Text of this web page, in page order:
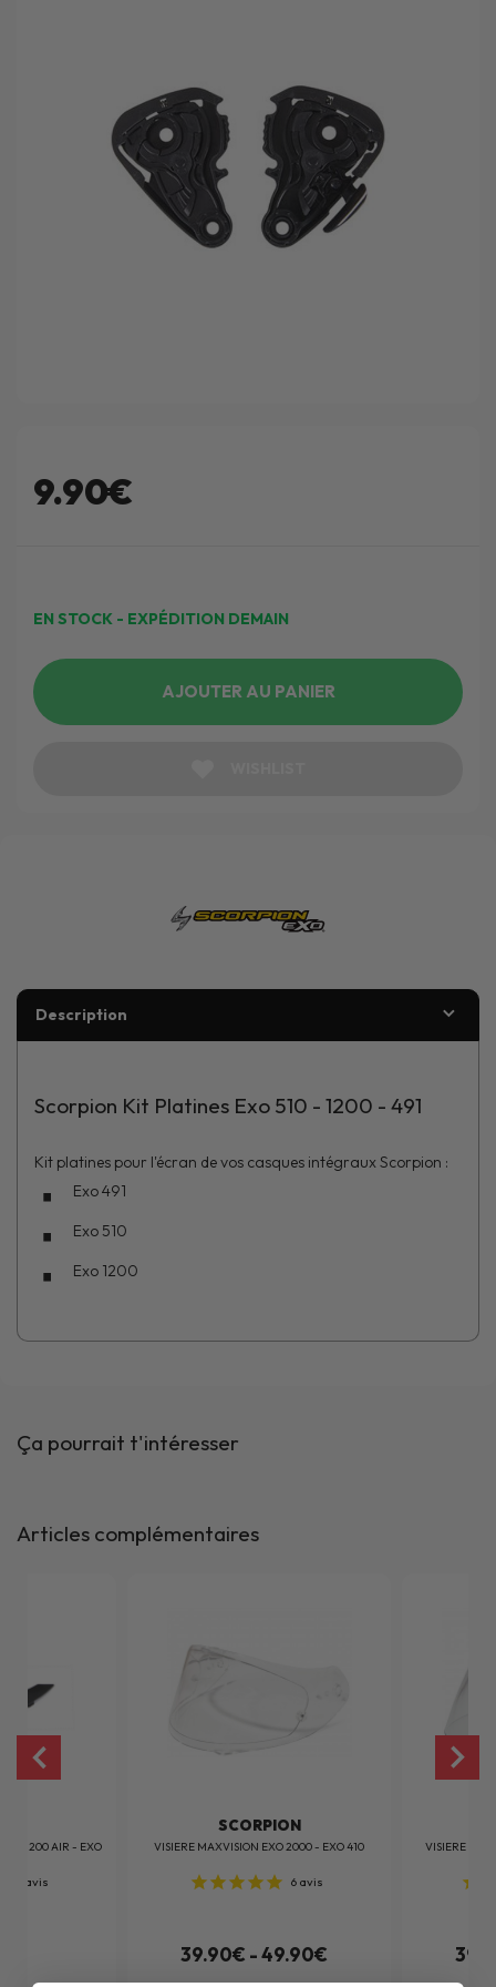
9.90€
EN STOCK - EXPÉDITION DEMAIN
AJOUTER AU PANIER
Description
Scorpion Kit Platines Exo 510 - 1200 - 491
Kit platines pour l'écran de vos casques intégraux Scorpion :
Exo 491
Exo 510
Exo 1200
Ça pourrait t'intéresser
Articles complémentaires
1200 AIR - EXO
avis
SCORPION
VISIERE MAXVISION EXO 2000 - EXO 410
6 avis
39.90€ - 49.90€
VISIERE